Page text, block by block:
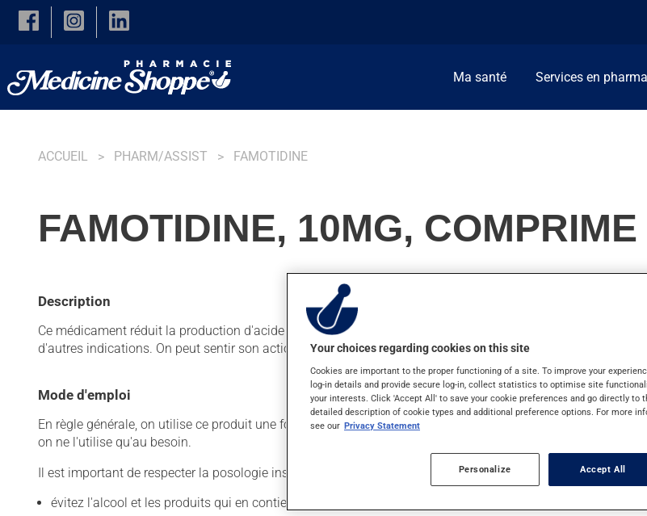
Skip to main content
Ma santé Services en
ACCUEIL PHARM/ASSIST FAMOTIDINE
FAMOTIDINE, 10MG, COMPRIME
Description
Ce médicament réduit la production d'acide dans l'estomac. Habituellement, on l'utilise pour soulager les
d'autres indications. On peut sentir son action en quelques heures.
Mode d'emploi
En règle générale, on utilise ce produit une fois par jour. Il est possible que votre pharmacien vous ait
on ne l'utilise qu'au besoin.
Il est important de respecter la posologie inscrite sur l'étiquette. N'en utilisez pas plus, ni plus souvent
évitez l'alcool et les produits qui en contiennent;
Your choices regarding cookies on this site
Cookies are important to the proper functioning of a site. To improve your
log-in details and provide secure log-in, collect statistics to optimise site
your interests. Click 'Accept All' to save your cookie preferences and go directly to
detailed description of cookie types and additional preference options. For more
see our Privacy Statement
Personalize Accept All